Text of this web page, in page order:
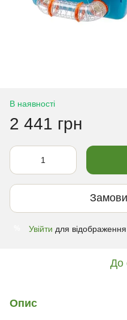
В наявності
2 441 грн
Увійти для
До
Опис